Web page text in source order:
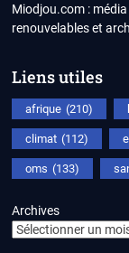
Miodjou.com :
renouvelables et
Liens utiles
afrique (210)
climat (112)
oms (133)
Archives